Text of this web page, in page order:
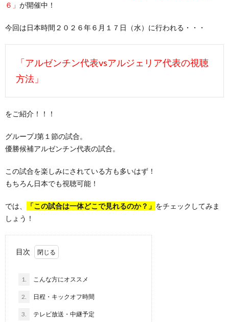
６」 が開催中！
今回は日本時間２０２６年６月１７日（水）に行われる・・・
「アルゼンチン代表vsアルジェリア代表の視聴
方法」
をご紹介！！！
グループJ第１節の試合。
優勝候補アルゼンチン代表の試合。
この試合を楽しみにされている方も多いはず！
もちろん日本でも視聴可能！
では、 「この試合は一体どこで見れるのか？」 をチェックしてみま
しょう！
目次
1. こんな方にオススメ
2. 日程・キックオフ時間
3. テレビ放送・中継予定